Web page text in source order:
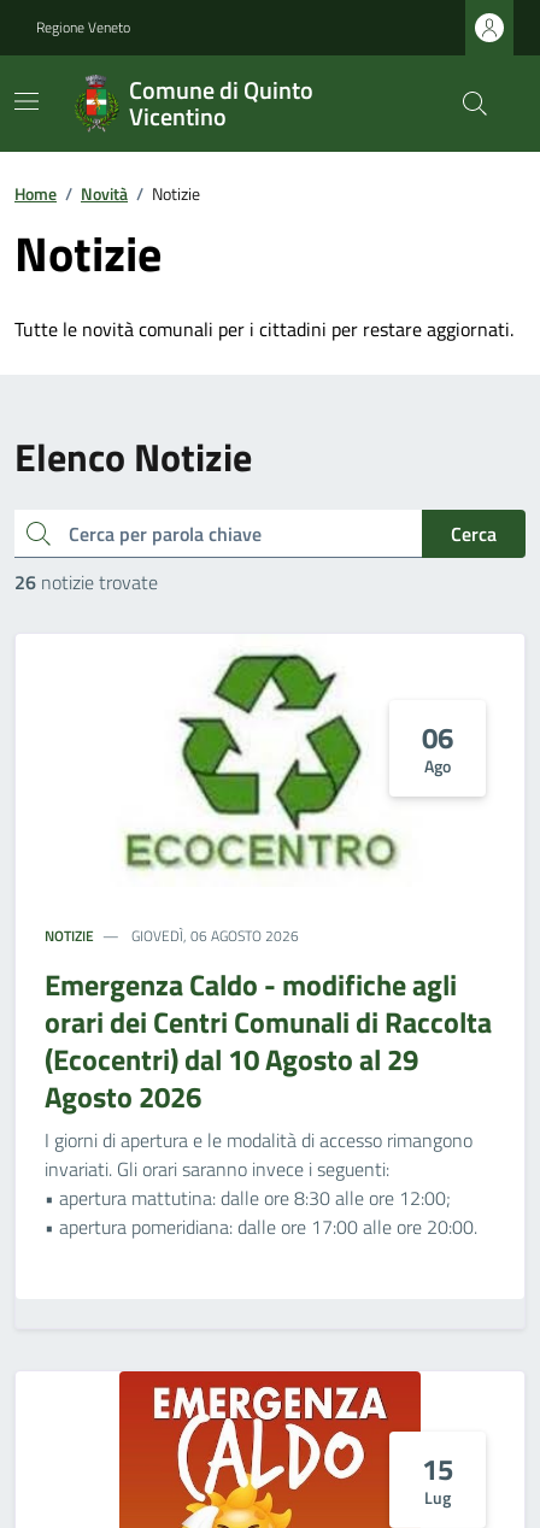
Regione Veneto
Comune di Quinto
Vicentino
Home / Novità / Notizie
Notizie
Tutte le novità comunali per i cittadini per restare aggiornati.
Elenco Notizie
cerca
Cerca
26 notizie trovate
06
Ago
NOTIZIE GIOVEDÌ, 06 AGOSTO 2026
Emergenza Caldo - modifiche agli
orari dei Centri Comunali di Raccolta
(Ecocentri) dal 10 Agosto al 29
Agosto 2026
I giorni di apertura e le modalità di accesso rimangono
invariati. Gli orari saranno invece i seguenti:
• apertura mattutina: dalle ore 8:30 alle ore 12:00;
• apertura pomeridiana: dalle ore 17:00 alle ore 20:00.
15
Lug